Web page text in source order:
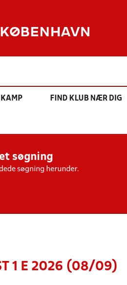
KAMP FIND KLUB NÆR DIG
søgning
søgning herunder.
1 E 2026 (08/09)